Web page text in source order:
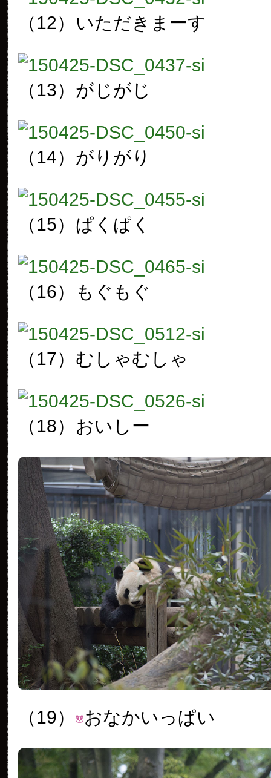
（12） いただきまーす
（13） がじがじ
（14） がりがり
（15） ぱくぱく
（16） もぐもぐ
（17） むしゃむしゃ
（18） おいしー
（19） おなかいっぱい